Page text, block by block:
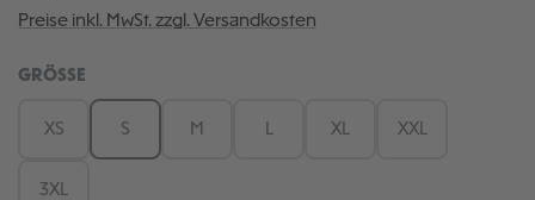
Preise inkl. MwSt. zzgl. Versandkosten
GRÖSSE
XS S M XL XXL
3XL